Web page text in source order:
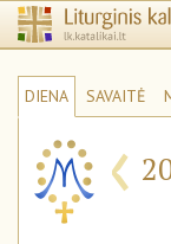
DIENA SAVAITĖ
‹